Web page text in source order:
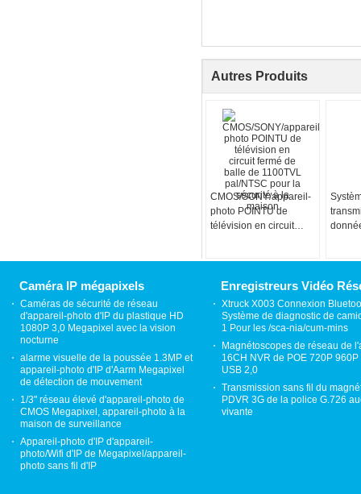
Autres Produits
CMOS/SONY/appareil-
photo POINTU de
télévision en circuit
maison
Caméra IP mégapixels
Caméras de sécurité de réseau
d'appareil-photo d'IP du plastique HD
1080P 3,0 Megapixel avec la vision
nocturne
alarme visuelle de la poussée 1.3MP et
appareil-photo d'IP d'Aarm Megapixel
de détection de mouvement
1/3" réseau élevé d'appareil-photo de
CMOS Megapixel, appareil-photo à la
maison de surveillance
Appareil-photo d'IP d'appareil-
photo/Wifi d'IP de Megapixel/appareil-
photo sans fil d'IP
Enregistreurs Vidéo
Xtruck X003 Connexion
Système de diagnostic de
1 Pour les /sca-nia/cum-mins
Magnétoscopes de réseau de
16CH NVR de POE 720P 960P
USB 2,0
Transmission sans fil du
PDVR 3G de la police G.726
vivante